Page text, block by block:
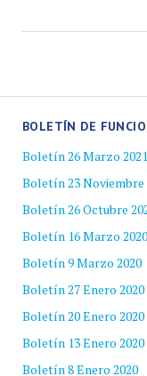
BOLETÍN DE
Boletín 26 Marzo 2021
Boletín 23 Noviembre
Boletín 26 Octubre
Boletín 16 Marzo 2020
Boletín 9 Marzo 2020
Boletín 27 Enero 2020
Boletín 20 Enero 2020
Boletín 13 Enero 2020
Boletín 8 Enero 2020